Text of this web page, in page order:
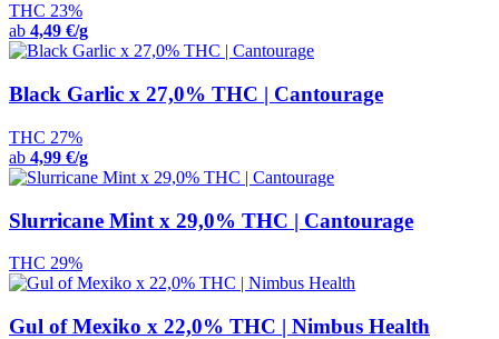
THC 23%
ab 4,49 €/g
Black Garlic x 27,0% THC | Cantourage
THC 27%
ab 4,99 €/g
Slurricane Mint x 29,0% THC | Cantourage
THC 29%
Gul of Mexiko x 22,0% THC | Nimbus Health